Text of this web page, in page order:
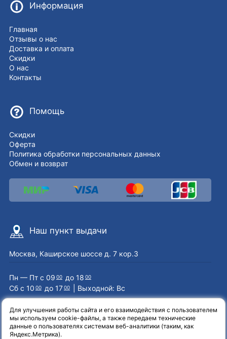
Информация
Главная
Отзывы о нас
Доставка и оплата
Скидки
О нас
Контакты
Помощь
Скидки
Оферта
Политика обработки персональных данных
Обмен и возврат
Наш пункт выдачи
Москва, Каширское шоссе д. 7 кор.3
Пн — Пт с 09 00 до 18 00
Сб с 10 00 до 1700 | Выходной: Вс
Наши контакты
Для улучшения работы сайта и его взаимодействия с пользователем
мы используем cookie-файлы, а также передаем технические
данные о пользователях системам веб-аналитики (таким, как
Яндекс.Метрика).